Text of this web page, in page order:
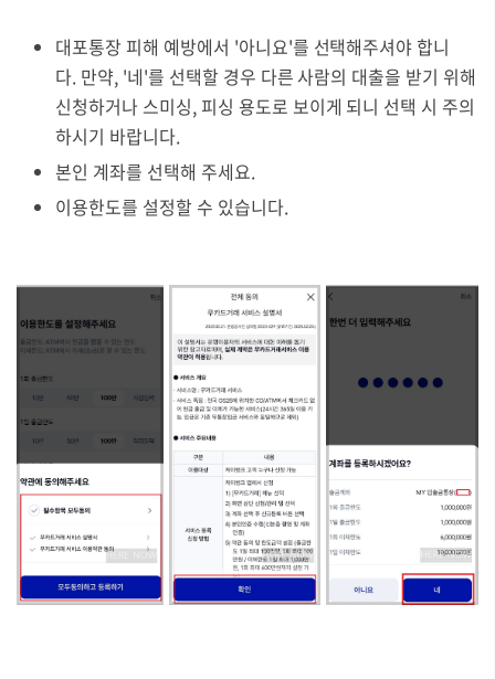
대포통장 피해 예방에서 '아니요'를 선택해주셔야 합니
다. 만약, '네'를 선택할 경우 다른 사람의 대출을 받기 위해
신청하거나 스미싱, 피싱 용도로 보이게 되니 선택 시 주의
하시기 바랍니다.
본인 계좌를 선택해 주세요.
이용한도를 설정할 수 있습니다.